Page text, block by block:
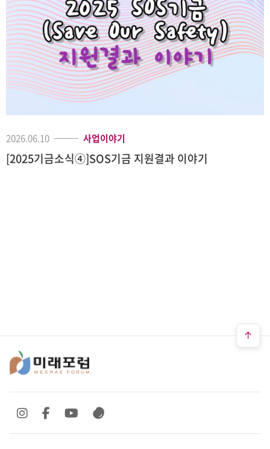
2026.06.10 사업이야기
[2025기금소식④]SOS기금 지원결과 이야기
SNS 바로가기
SNS 바로가기SNS 바로가기
SNS 바로가기